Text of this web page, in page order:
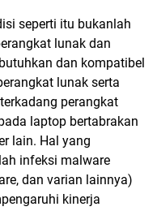
seperti itu bukanlah
lunak dan
dan kompatibel
lunak serta
perangkat
laptop bertabrakan
lain. Hal yang
infeksi malware
dan varian lainnya)
kinerja